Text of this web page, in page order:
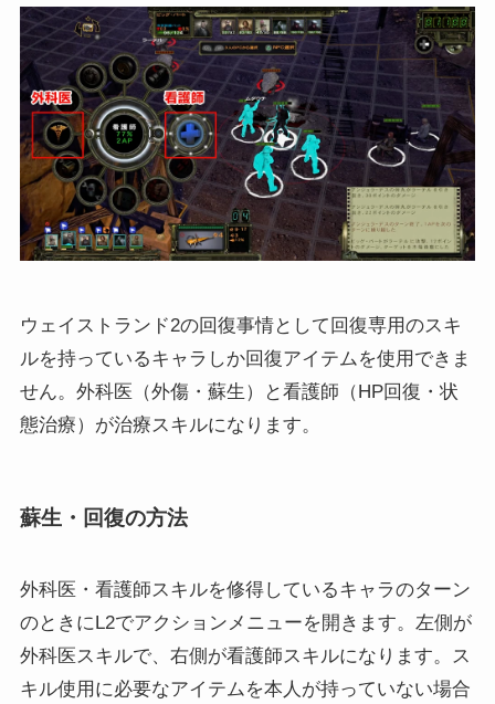
ウェイストランド2の回復事情として回復専用のスキ
ルを持っているキャラしか回復アイテムを使用できま
せん。外科医（外傷・蘇生）と看護師（HP回復・状
態治療）が治療スキルになります。
蘇生・回復の方法
外科医・看護師スキルを修得しているキャラのターン
のときにL2でアクションメニューを開きます。左側が
外科医スキルで、右側が看護師スキルになります。ス
キル使用に必要なアイテムを本人が持っていない場合